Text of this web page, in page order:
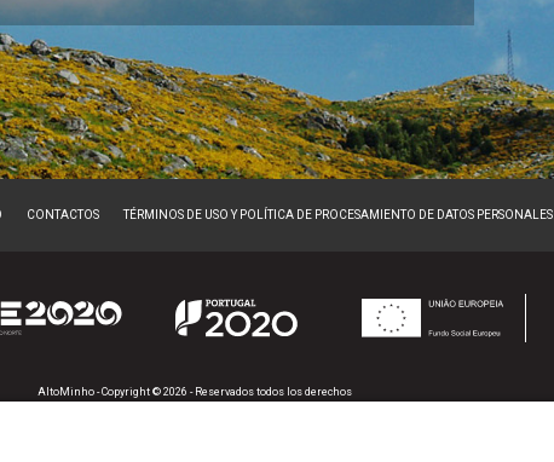
CONTACTOS TÉRMINOS DE USO Y POLÍTICA DE PROCESAMIENTO DE DATOS PERSONALES
AltoMinho - Copyright © 2026 - Reservados todos los derechos